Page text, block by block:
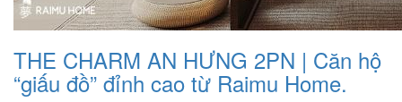
THE CHARM AN HƯNG 2PN | Căn hộ
“giấu đồ” đỉnh cao từ Raimu Home.